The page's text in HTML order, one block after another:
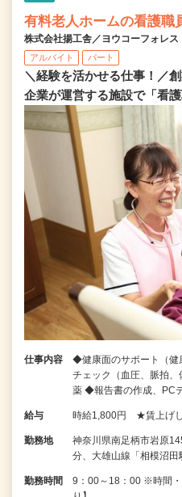
有料老人ホームの看護職
株式会社揚工舎／ヨウコーフォレス
アルバイト パート
＼経験を活かせる仕事！／
企業が運営する施設で「看
仕事内容
◆健康面のサポート（健
チェック（血圧、脈拍
薬 ◆報告書の作成、PC
給与 時給1,800円 ★賃上げし
勤務地
神奈川県南足柄市岩原
分、大雄山線「相模沼田
勤務時間
9：00～18：00 ※時間